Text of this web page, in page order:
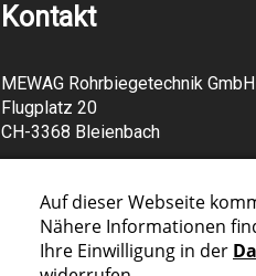
Kontakt
MEWAG Rohrbiegetechnik GmbH
Flugplatz 20
CH-3368 Bleienbach
Telefon +41 62 922 00 06
info@mewag.swiss